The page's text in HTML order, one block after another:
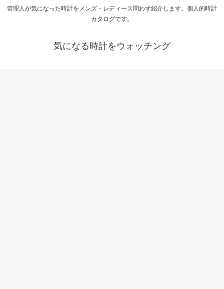
管理人が気になった時計をメンズ・レディース問わず紹介します。個人的時計
カタログです。
気になる時計をウォッチング